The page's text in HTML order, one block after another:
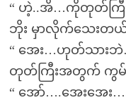
“ ဟဲ့..အိ…ကိုတုတ်ကြီ
ဘိုး မှာလိုက်သေးတယ်
“ အေး…ဟုတ်သား
တုတ်ကြီးအတွက် ကွမ်း
“ အော်….အေးအေး